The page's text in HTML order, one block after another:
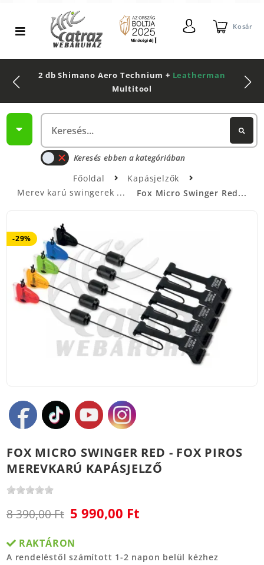
Kosár
2 db Shimano Aero Technium + Leatherman
Multitool
Keresés ebben a kategóriában
Főoldal
Kapásjelzők
Merev karú swingerek
Fox Micro Swinger Red...
-29%
FOX MICRO SWINGER RED - FOX PIROS
MEREVKARÚ KAPÁSJELZŐ
8 390,00 Ft 5 990,00 Ft
RAKTÁRON
A rendeléstől számított 1-2 napon belül kézhez